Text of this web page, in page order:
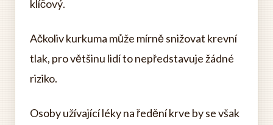
klíčový.
Ačkoliv kurkuma může mírně snižovat krevní
tlak, pro většinu lidí to nepředstavuje žádné
riziko.
Osoby užívající léky na ředění krve by se však